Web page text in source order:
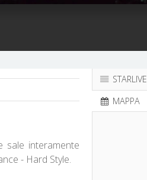
sale interamente
- Hard Style.
STARLIVE
MAPPA